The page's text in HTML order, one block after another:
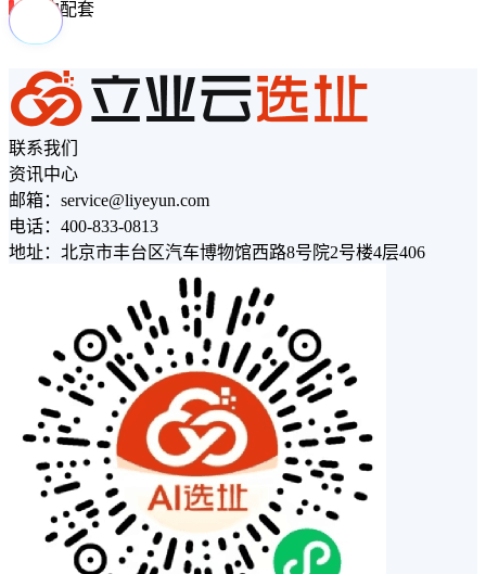
周边配套
联系我们
资讯中心
邮箱：service@liyeyun.com
电话：400-833-0813
地址：北京市丰台区汽车博物馆西路8号院2号楼4层406